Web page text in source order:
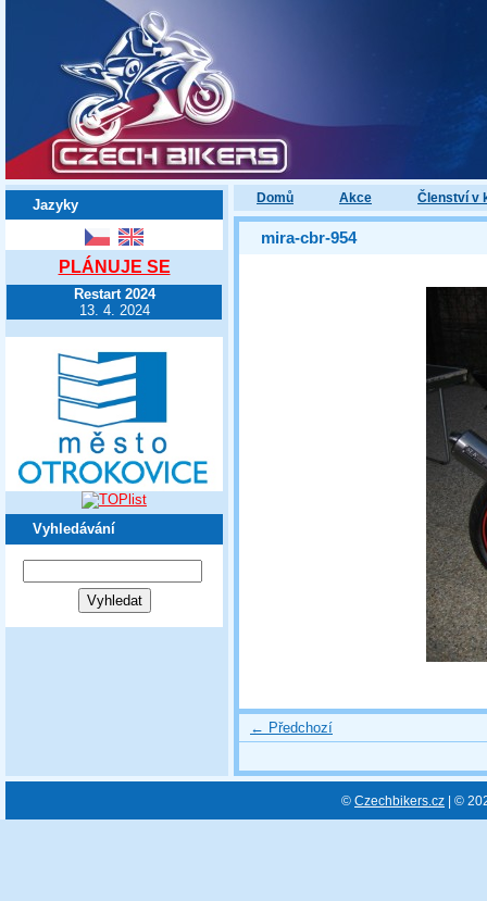
Domů Akce Členství v
Jazyky
PLÁNUJE SE
Restart 2024
13. 4. 2024
Vyhledávání
mira-cbr-954
← Předchozí
© Czechbikers.cz | ©